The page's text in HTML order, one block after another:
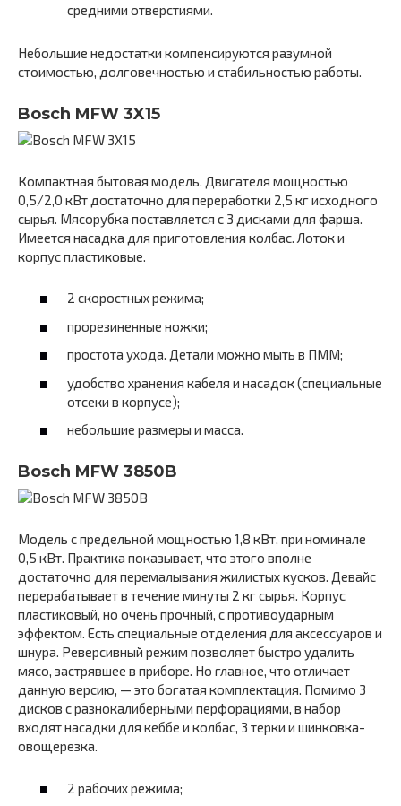
средними отверстиями.
Небольшие недостатки компенсируются разумной
стоимостью, долговечностью и стабильностью работы.
Bosch MFW 3X15
Компактная бытовая модель. Двигателя мощностью
0,5/2,0 кВт достаточно для переработки 2,5 кг исходного
сырья. Мясорубка поставляется с 3 дисками для фарша.
Имеется насадка для приготовления колбас. Лоток и
корпус пластиковые.
2 скоростных режима;
прорезиненные ножки;
простота ухода. Детали можно мыть в ПММ;
удобство хранения кабеля и насадок (специальные
отсеки в корпусе);
небольшие размеры и масса.
Bosch MFW 3850B
Модель с предельной мощностью 1,8 кВт, при номинале
0,5 кВт. Практика показывает, что этого вполне
достаточно для перемалывания жилистых кусков. Девайс
перерабатывает в течение минуты 2 кг сырья. Корпус
пластиковый, но очень прочный, с противоударным
эффектом. Есть специальные отделения для аксессуаров и
шнура. Реверсивный режим позволяет быстро удалить
мясо, застрявшее в приборе. Но главное, что отличает
данную версию, — это богатая комплектация. Помимо 3
дисков с разнокалиберными перфорациями, в набор
входят насадки для кеббе и колбас, 3 терки и шинковка-
овощерезка.
2 рабочих режима;